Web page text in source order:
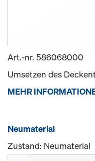
Art.-nr. 586068000
Umsetzen des
MEHR
Neumaterial
Zustand: Neumaterial